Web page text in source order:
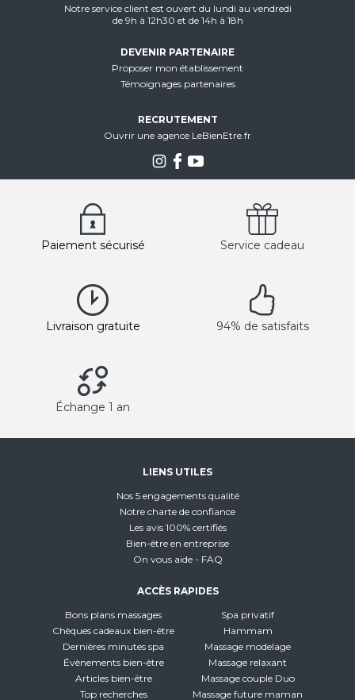
Notre service client est ouvert du lundi au vendredi
de 9h à 12h30 et de 14h à 18h
DEVENIR PARTENAIRE
Proposer mon établissement
Témoignages partenaires
RECRUTEMENT
Ouvrir une agence LeBienEtre.fr
Paiement sécurisé Service cadeau
Livraison gratuite 94% de satisfaits
Échange 1 an
LIENS UTILES
Nos 5 engagements qualité
Notre charte de confiance
Les avis 100% certifiés
Bien-être en entreprise
On vous aide - FAQ
ACCÈS RAPIDES
Bons plans massages
Chèques cadeaux bien-être
Dernières minutes spa
Évènements bien-être
Articles bien-être
Top recherches
Spa privatif
Hammam
Massage modelage
Massage relaxant
Massage couple Duo
Massage future maman